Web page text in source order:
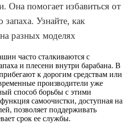
Она помогает избавиться от
запаха. Узнайте, как
разных моделях
часто сталкиваются с
и плесени внутри барабана. В
к дорогим средствам или
производители уже
способ борьбы с этими
самоочистки, доступная на
позволяет поддерживать
срок ее службы.